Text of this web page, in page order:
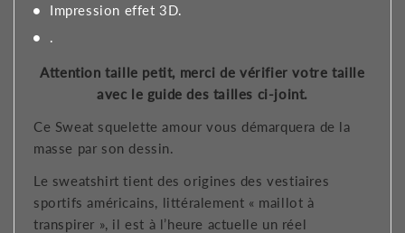
Impression effet 3D.
.
Attention taille petit, merci de vérifier votre taille
avec le guide des tailles ci-joint.
Ce Sweat squelette amour vous démarquera de la
masse par son dessin.
Le sweatshirt tient des origines des vestiaires
sportifs américains, littéralement « maillot à
transpirer », il est à l’heure actuelle un réel